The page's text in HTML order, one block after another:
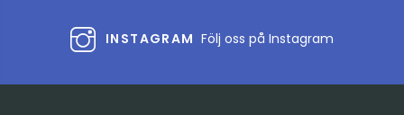
INSTAGRAM Följ oss på Instagram